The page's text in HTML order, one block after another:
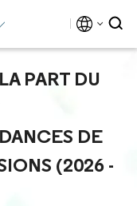
PART DU
DE
(2026 -